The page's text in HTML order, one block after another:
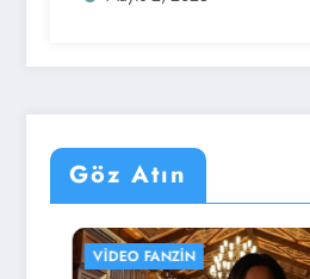
Göz Atın
VIDEO FANZIN